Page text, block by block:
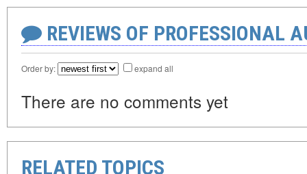
REVIEWS OF PROFESSIONAL
Order by: expand all
There are no comments yet
RELATED TOPICS